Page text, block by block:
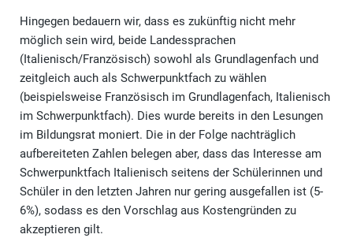
Hingegen bedauern wir, dass es zukünftig nicht mehr
möglich sein wird, beide Landessprachen
(Italienisch/Französisch) sowohl als Grundlagenfach und
zeitgleich auch als Schwerpunktfach zu wählen
(beispielsweise Französisch im Grundlagenfach, Italienisch
im Schwerpunktfach). Dies wurde bereits in den Lesungen
im Bildungsrat moniert. Die in der Folge nachträglich
aufbereiteten Zahlen belegen aber, dass das Interesse am
Schwerpunktfach Italienisch seitens der Schülerinnen und
Schüler in den letzten Jahren nur gering ausgefallen ist (5-
6%), sodass es den Vorschlag aus Kostengründen zu
akzeptieren gilt.